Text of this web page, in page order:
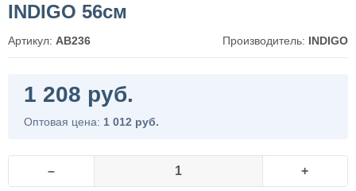
INDIGO 56см
Артикул: АВ236 Производитель: INDIGO
1 208 руб.
Оптовая цена: 1 012 руб.
– +